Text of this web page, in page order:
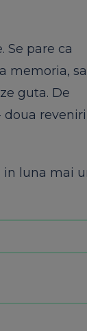
Se pare ca
memoria,
guta. De
in luna mai